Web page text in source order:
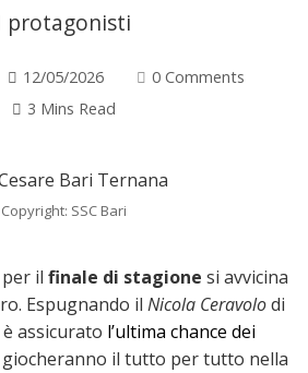
protagonisti
12/05/2026
0 Comments
3 Mins Read
Copyright: SSC Bari
il finale di stagione si avvicina
Espugnando il Nicola Ceravolodi
assicurato l’ultima chance dei
giocheranno il tutto per tutto nella